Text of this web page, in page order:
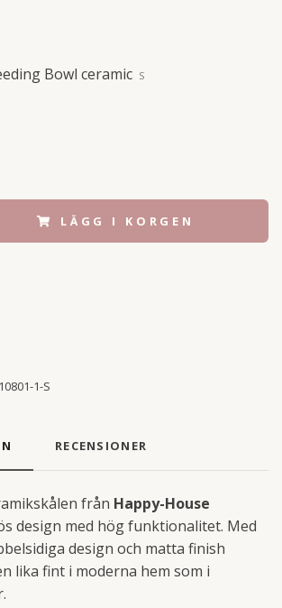
Bowl ceramic S
LÄGG I KORGEN
1-S
RECENSIONER
från Happy-House
design med hög funktionalitet. Med
design och matta finish
lika fint i moderna hem som i